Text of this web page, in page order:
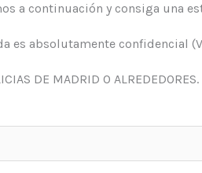
a continuación y consiga una
es absolutamente confidencial
DE MADRID O ALREDEDORES.